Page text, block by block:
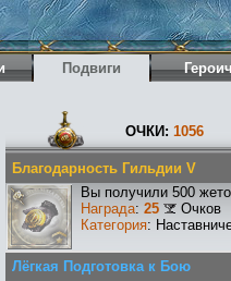
Подвиги
ОЧКИ: 1056
Благодарность Гильдии V
Вы получили 500
Награда: 25
Очков
Категория:
Лёгкая Подготовка к Бою